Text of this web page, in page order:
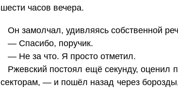
шести часов вечера.
Он замолчал, удивляясь собственной
— Спасибо, поручик.
— Не за что. Я просто отметил.
Ржевский постоял ещё секунду, оценил
секторам, — и пошёл назад через